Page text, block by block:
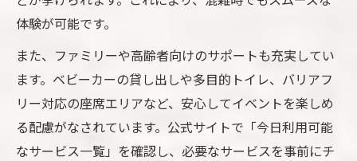
体験が可能です。
また、ファミリーや高齢者向けのサポートも充実してい
ます。ベビーカーの貸し出しや多目的トイレ、バリアフ
リー対応の座席エリアなど、安心してイベントを楽しめ
る配慮がなされています。公式サイトで「今日利用可能
なサービス一覧」を確認し、必要なサービスを事前にチ